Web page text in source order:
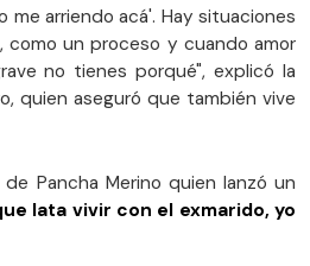
me arriendo acá'. Hay situaciones
un proceso y cuando amor
no tienes porqué", explicó la
quien aseguró que también vive
Pancha Merino quien lanzó un
lata vivir con el exmarido, yo